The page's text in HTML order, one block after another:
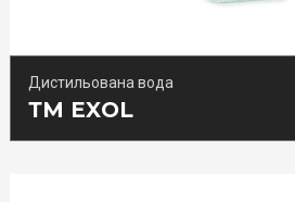
Дистильована вода
ТМ EXOL